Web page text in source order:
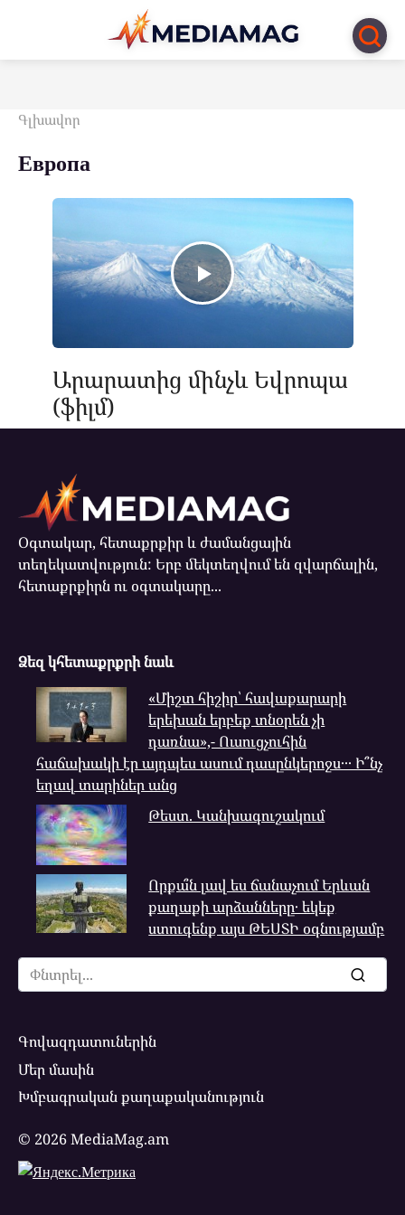
Перейти
контенту
Գլխավոր
Европа
Արարատից մինչև Եվրոպա
(ֆիլմ)
Օգտակար, հետաքրքիր և ժամանցային
տեղեկատվություն: Երբ մեկտեղվում են զվարճալին,
հետաքրքիրն ու օգտակարը...
Ձեզ կհետաքրքրի նաև
«Միշտ հիշիր՝ հավաքարարի
երեխան երբեք տնօրեն չի
դառնա»,- Ուսուցչուհին
հաճախակի էր այդպես ասում դասընկերոջս․․․ Ի՞նչ
եղավ տարիներ անց
Թեստ. Կանխագուշակում
Որքա՞ն լավ ես ճանաչում Երևան
քաղաքի արձանները․ եկեք
ստուգենք այս ԹԵՍՏԻ օգնությամբ
Search
for:
Գովազդատուներին
Մեր մասին
Խմբագրական քաղաքականություն
© 2026 MediaMag.am